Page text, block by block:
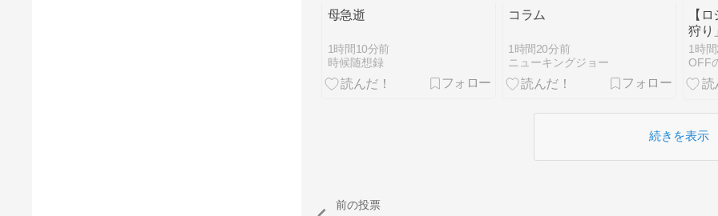
母急逝
1時間10分前
時候随想録
コラム
1時間20分前
ニューキングジョー
【
狩り
い回
1時
OFF
続きを表示
前の投票